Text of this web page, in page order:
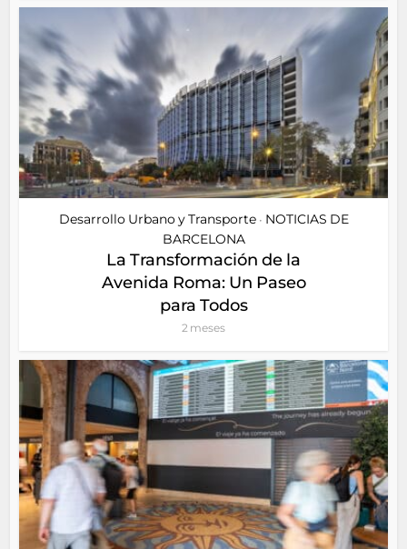
Desarrollo Urbano y Transporte • NOTICIAS DE
BARCELONA
La Transformación de la
Avenida Roma: Un Paseo
para Todos
2 meses